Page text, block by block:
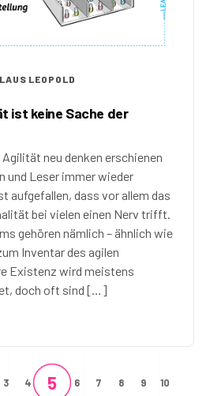
LEOPOLD
ist keine Sache der
neu denken erschienen
und Leser immer wieder
aufgefallen, dass vor allem das
bei vielen einen Nerv trifft.
gehören nämlich – ähnlich wie
Inventar des agilen
Existenz wird meistens
doch oft sind […]
3 4 5 6 7 8 9 10